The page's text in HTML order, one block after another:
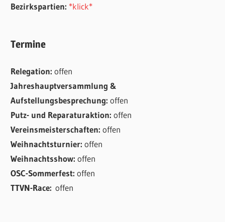
Bezirkspartien: *klick*
Termine
Relegation:offen
Jahreshauptversammlung &
Aufstellungsbesprechung:offen
Putz- und Reparaturaktion:offen
Vereinsmeisterschaften:offen
Weihnachtsturnier:offen
Weihnachtsshow:offen
OSC-Sommerfest:offen
TTVN-Race:offen